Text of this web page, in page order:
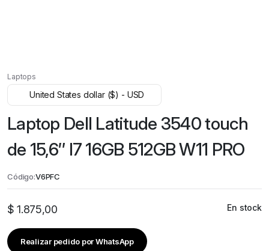
Laptops
United States dollar ($) - USD
Laptop Dell Latitude 3540 touch
de 15,6″ I7 16GB 512GB W11 PRO
Código:V6PFC
$ 1.875,00 En stock
Realizar pedido por WhatsApp